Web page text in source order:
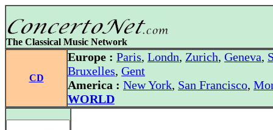
The Classical Music Network
CD
Europe : Paris, Londn, Zurich, Geneva,
Bruxelles, Gent
America : New York, San Francisco,
WORLD